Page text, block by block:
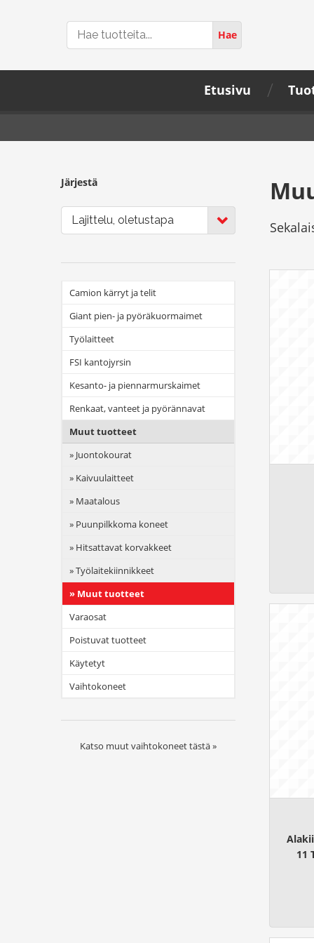
Hae
Hae
Etusivu
11
Järjestä
Lajittelu, oletustapa
Camion kärryt ja telit
Giant pien- ja pyöräkuormaimet
Työlaitteet
FSI kantojyrsin
Kesanto- ja piennarmurskaimet
Renkaat, vanteet ja pyörännavat
Muut tuotteet
Juontokourat
Kaivuulaitteet
Maatalous
Puunpilkkoma koneet
Hitsattavat korvakkeet
Työlaitekiinnikkeet
Muut tuotteet
Varaosat
Poistuvat tuotteet
Käytetyt
Vaihtokoneet
Katso muut vaihtokoneettästä »